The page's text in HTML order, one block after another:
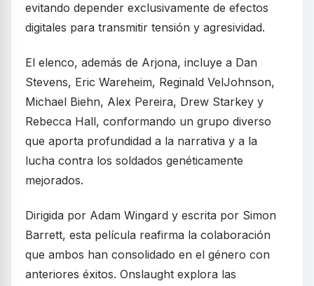
evitando depender exclusivamente de efectos
digitales para transmitir tensión y agresividad.
El elenco, además de Arjona, incluye a Dan
Stevens, Eric Wareheim, Reginald VelJohnson,
Michael Biehn, Alex Pereira, Drew Starkey y
Rebecca Hall, conformando un grupo diverso
que aporta profundidad a la narrativa y a la
lucha contra los soldados genéticamente
mejorados.
Dirigida por Adam Wingard y escrita por Simon
Barrett, esta película reafirma la colaboración
que ambos han consolidado en el género con
anteriores éxitos. Onslaught explora las